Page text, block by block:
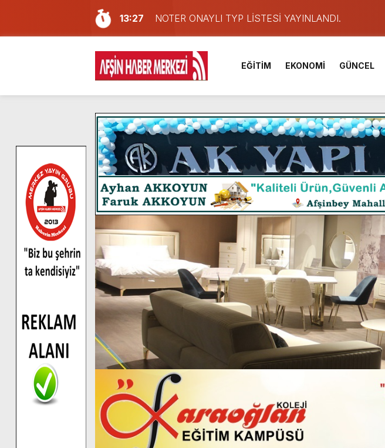
13:27
NOTER ONAYLI TYP LİSTESİ YAYINLANDI.
11:22
KAFUM Fuar Alanı Bulut ve Yavuz’un Ezgileriyle
8:06
Afşinli bir hemşehrimizin de olduğu Filistin Konvoyu,
14:05
Madrigal, Perşembe Günü KAFUM’da Sahne Alacak.
7:39
KEDİNİZ Mİ VAR?
7:27
Cumhurbaşkanı Erdoğan, Ayser Çalık Ortaokulu
13:57
Afşin Heyetinden Kaymakam Muammer Sarıdoğan’a
10:34
Vatandaşlardan Ağustos Fuarı’na Tam Not.
16:48
Pusula Maraş Kamplarında 2 Bin Genç Doğa ve
16:10
Uluslararası Bisiklet Yarışması’nda En Zorlu Etap
EĞİTİM EKONOMİ GÜNCEL